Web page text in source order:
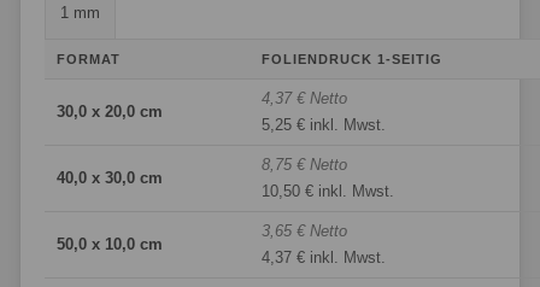
1 mm
FORMAT FOLIENDRUCK 1-SEITIG
30,0 x 20,0 cm
4,37 € Netto
5,25 € inkl. Mwst.
40,0 x 30,0 cm
8,75 € Netto
10,50 € inkl. Mwst.
50,0 x 10,0 cm
3,65 € Netto
4,37 € inkl. Mwst.